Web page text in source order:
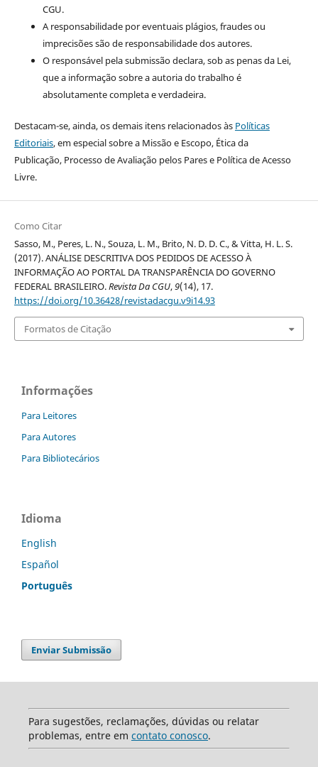
CGU.
A responsabilidade por eventuais plágios, fraudes ou
imprecisões são de responsabilidade dos autores.
O responsável pela submissão declara, sob as penas da Lei,
que a informação sobre a autoria do trabalho é
absolutamente completa e verdadeira.
Destacam-se, ainda, os demais itens relacionados às Políticas
Editoriais, em especial sobre a Missão e Escopo, Ética da
Publicação, Processo de Avaliação pelos Pares e Política de Acesso
Livre.
Como Citar
Sasso, M., Peres, L. N., Souza, L. M., Brito, N. D. D. C., & Vitta, H. L. S.
(2017). ANÁLISE DESCRITIVA DOS PEDIDOS DE ACESSO À
INFORMAÇÃO AO PORTAL DA TRANSPARÊNCIA DO GOVERNO
FEDERAL BRASILEIRO.Revista Da CGU, 9(14), 17.
https://doi.org/10.36428/revistadacgu.v9i14.93
Formatos de Citação
Informações
Para Leitores
Para Autores
Para Bibliotecários
Idioma
English
Español
Português
Enviar Submissão
Para sugestões, reclamações, dúvidas ou relatar
problemas, entre em contato conosco.